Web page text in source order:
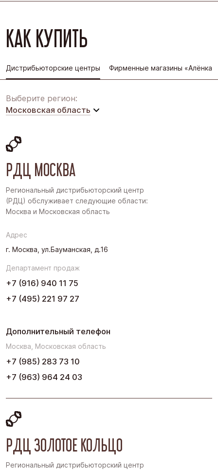
КАК КУПИТЬ
Дистрибьюторские центры Фирменные магазины «Алёнка»
Выберите регион:
Московская область
Восточная Сибирь
Дальний Восток
Поволжье
Урал
РДЦ МОСКВА
Региональный дистрибьюторский центр
(РДЦ) обслуживает следующие области:
Москва и Московская область
Адрес
г. Москва, ул.Бауманская, д.16
Департамент продаж
+7 (916) 940 11 75
+7 (495) 221 97 27
Дополнительный телефон
Москва, Московская область
+7 (985) 283 73 10
+7 (963) 964 24 03
РДЦ ЗОЛОТОЕ КОЛЬЦО
Региональный дистрибьюторский центр